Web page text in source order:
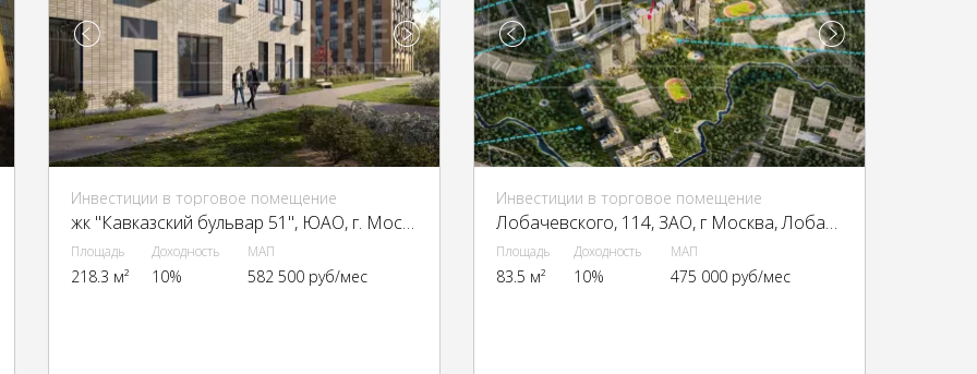
Инвестиции в торговое помещение
жк "Кавказский бульвар 51", ЮАО, г. Москва, Кавказский б-р, 51
Площадь
218.3 м²
Доходность
10%
МАП
582 500 руб/мес
Инвестиции в торговое помещение
Лобачевского, 114, ЗАО, г Москва, Лобачевского ул., 114
Площадь
83.5 м²
Доходность
10%
МАП
475 000 руб/мес